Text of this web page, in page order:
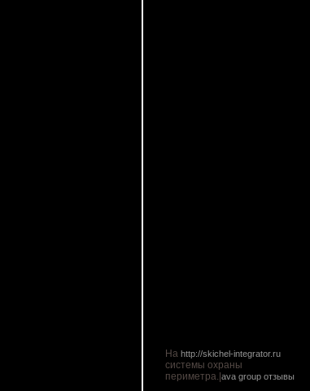
На http://skichel-integrator.ru
системы охраны
периметра.| ava group отзывы